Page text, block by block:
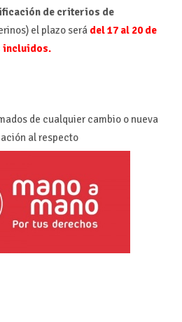
de criterios de
el plazo será del 17 al 20 de
incluidos.
de cualquier cambio o nueva
al respecto